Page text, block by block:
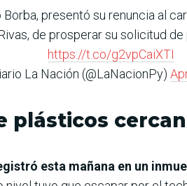
presentó su renuncia al
de prosperar su solicitud
https://t.co/g2vpCaiXTI
La Nación (@LaNacionPy)
plásticos
esta mañana en un